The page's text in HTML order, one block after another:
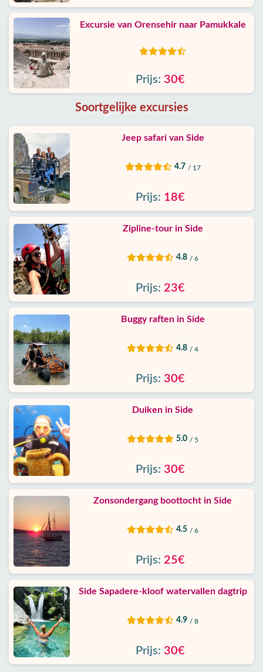
Excursie van Orensehir naar Pamukkale
Prijs: 30€
Soortgelijke excursies
Jeep safari van Side
4.7 / 17
Prijs: 18€
Zipline-tour in Side
4.8 / 6
Prijs: 23€
Buggy raften in Side
4.8 / 4
Prijs: 30€
Duiken in Side
5.0 / 5
Prijs: 30€
Zonsondergang boottocht in Side
4.5 / 6
Prijs: 25€
Side Sapadere-kloof watervallen dagtrip
4.9 / 8
Prijs: 30€